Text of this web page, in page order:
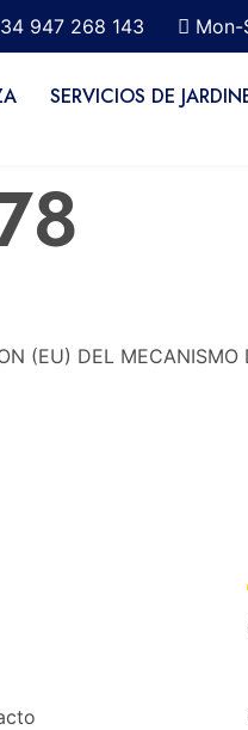
947 268 143 Mon-
SERVICIOS DE
(EU) DEL MECANISMO